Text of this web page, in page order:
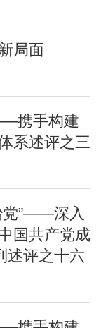
局面
携手构建
系述评之三
党”——深入
国共产党成
述评之十六